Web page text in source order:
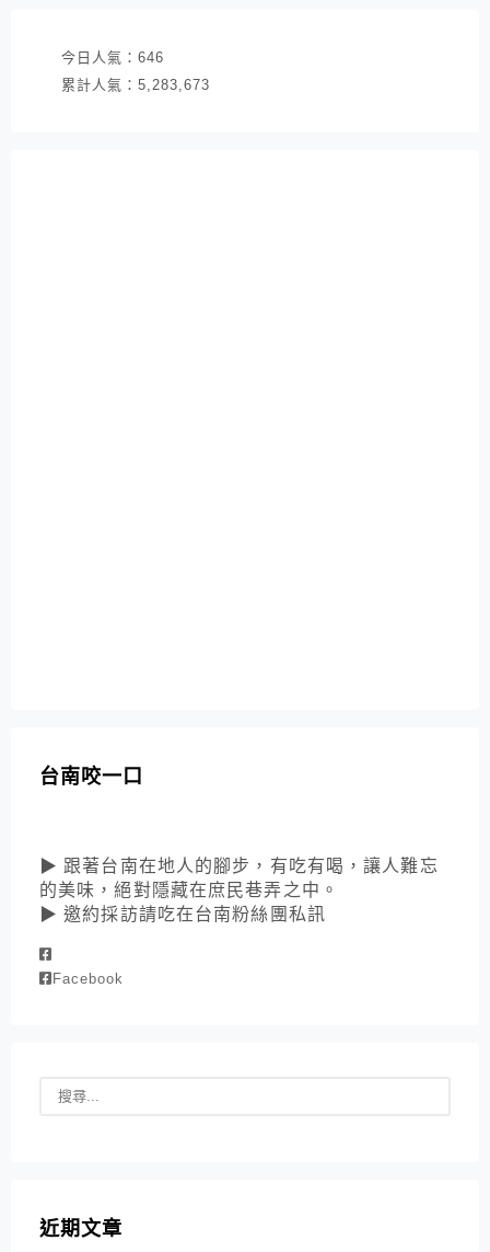
今日人氣： 646
累計人氣： 5,283,673
台南咬一口
▶ 跟著台南在地人的腳步，有吃有喝，讓人難忘
的美味，絕對隱藏在庶民巷弄之中。
▶ 邀約採訪請吃在台南粉絲團私訊
Facebook
近期文章